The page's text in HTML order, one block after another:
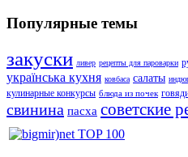
Популярные темы
закуски ливер рецепты для пароварки
українська кухня ковбаса салаты
кулинарные конкурсы блюда из почек
свинина пасха советские